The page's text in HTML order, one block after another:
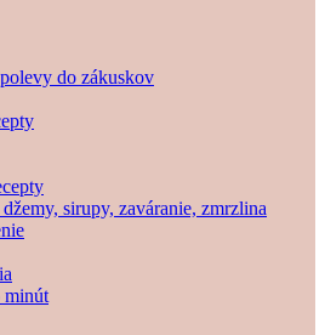
do zákuskov
sirupy, zaváranie, zmrzlina
minút